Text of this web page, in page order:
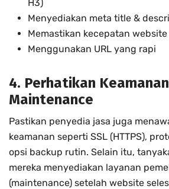
H3)
Menyediakan meta title &
Memastikan kecepatan
Menggunakan URL yang rapi
4. Perhatikan
Maintenance
Pastikan penyedia jasa juga
keamanan seperti SSL (HTTPS),
opsi backup rutin. Selain itu,
mereka menyediakan layanan
(maintenance) setelah website